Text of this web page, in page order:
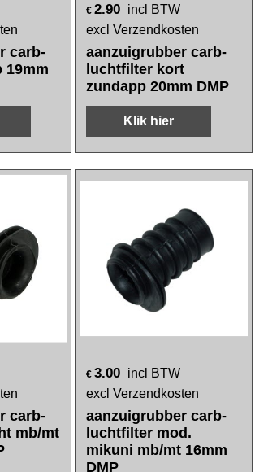
carb-
19mm
€ 2.90 incl BTW
excl Verzendkosten
aanzuigrubber carb-
luchtfilter kort
zundapp 20mm DMP
Klik hier
carb-
mb/mt
€ 3.00 incl BTW
excl Verzendkosten
aanzuigrubber carb-
luchtfilter mod.
mikuni mb/mt 16mm
DMP